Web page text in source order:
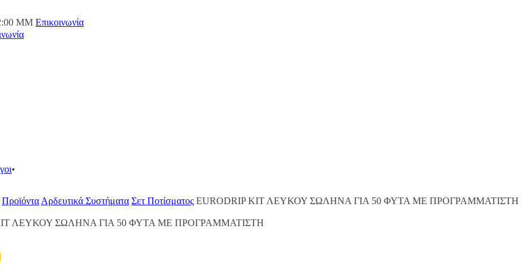
ΜΜ Επικοινωνία
ΠροϊόνταΑρδευτικά Συστήματα Σετ Ποτίσματος EURODRIP ΚΙΤ ΛΕΥΚΟΥ ΣΩΛΗΝΑ ΓΙΑ 50 ΦΥΤΑ ΜΕ ΠΡΟΓΡΑΜΜΑΤΙΣΤΗ
ΛΕΥΚΟΥ ΣΩΛΗΝΑ ΓΙΑ 50 ΦΥΤΑ ΜΕ ΠΡΟΓΡΑΜΜΑΤΙΣΤΗ